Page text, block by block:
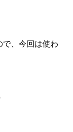
で、今回は使わ